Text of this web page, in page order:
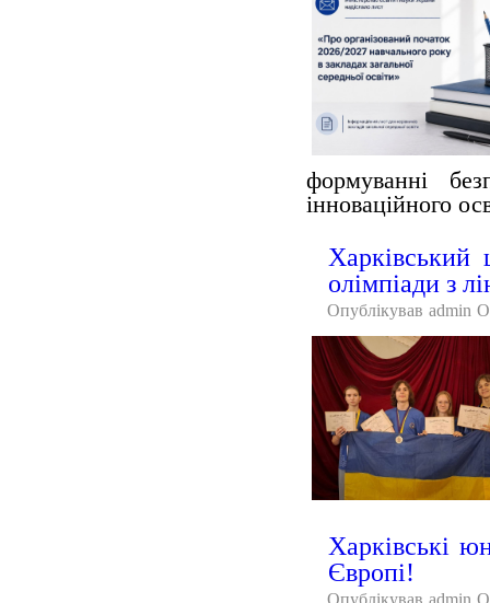
формуванні
інноваційного
Харківський
олімпіади з
Опублікував admin
Харківські
Європі!
Опублікував admin